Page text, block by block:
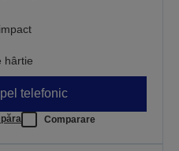
hârtie
telefonic
Comparare